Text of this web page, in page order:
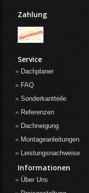
Zahlung
Service
Dachplaner
FAQ
Sonderkantteile
Referenzen
Dachneigung
Montageanleitungen
Leistungsnachweise
Informationen
Über Uns